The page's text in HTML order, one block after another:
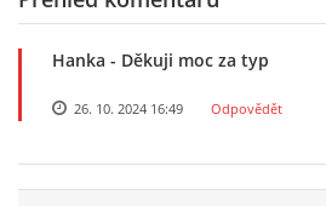
HALLOWEEN
Hanka - Děkuji moc za typ
26. 10. 2024 16:49 Odpovědět